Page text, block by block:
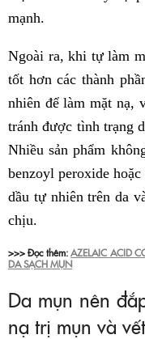
mạnh.
Ngoài ra, khi tự làm
tốt hơn các thành
nhiên để làm mặt nạ,
tránh được tình trạng
Nhiều sản phẩm
benzoyl peroxide
dầu tự nhiên trên da
chịu.
>>> Đọc thêm:AZELAIC ACID
DA SẠCH MỤN
Da mụn nên
nạ trị mụn và